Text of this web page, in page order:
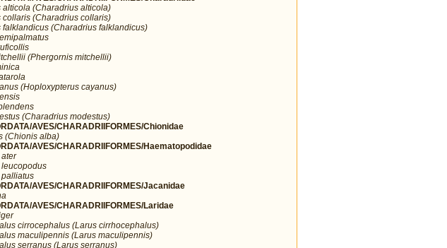
alticola (Charadrius alticola)
collaris (Charadrius collaris)
falklandicus (Charadrius falklandicus)
(Phergornis mitchellii)
(Hoploxypterus cayanus)
(Charadrius modestus)
AVES/CHARADRIIFORMES/Chionidae
(Chionis alba)
AVES/CHARADRIIFORMES/Haematopodidae
AVES/CHARADRIIFORMES/Jacanidae
AVES/CHARADRIIFORMES/Laridae
cirrocephalus (Larus cirrhocephalus)
maculipennis (Larus maculipennis)
serranus (Larus serranus)